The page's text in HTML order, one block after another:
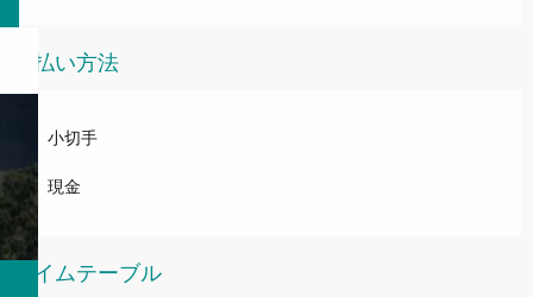
支払い方法
小切手
現金
タイムテーブル